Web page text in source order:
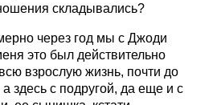
складывались?
через год мы с Джоди
это был действительно
взрослую жизнь, почти до
здесь с подругой, да еще и с